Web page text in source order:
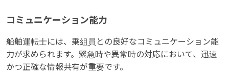
コミュニケーション能力
船舶運転士には、乗組員との良好なコミュニケーション能
力が求められます。緊急時や異常時の対応において、迅速
かつ正確な情報共有が重要です。